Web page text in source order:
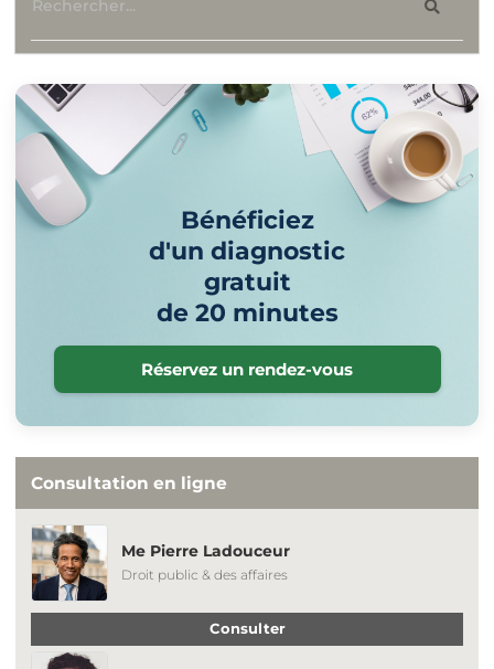
Bénéficiez
d'un diagnostic
gratuit
de 20 minutes
Réservez un rendez-vous
Consultation en ligne
Me Pierre Ladouceur
Droit public & des affaires
Consulter